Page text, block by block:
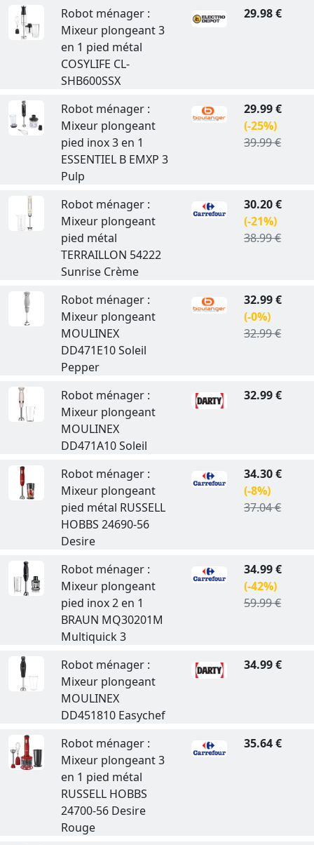
Robot ménager :
Mixeur plongeant 3
en 1 pied métal
COSYLIFE CL-
SHB600SSX
29.98 €
Robot ménager :
Mixeur plongeant
pied inox 3 en 1
ESSENTIEL B EMXP 3
Pulp
29.99 €
(-25%)
39.99 €
Robot ménager :
Mixeur plongeant
pied métal
TERRAILLON 54222
Sunrise Crème
30.20 €
(-21%)
38.99 €
Robot ménager :
Mixeur plongeant
MOULINEX
DD471E10 Soleil
Pepper
32.99 €
(-0%)
32.99 €
Robot ménager :
Mixeur plongeant
MOULINEX
DD471A10 Soleil
32.99 €
Robot ménager :
Mixeur plongeant
pied métal RUSSELL
HOBBS 24690-56
Desire
34.30 €
(-8%)
37.04 €
Robot ménager :
Mixeur plongeant
pied inox 2 en 1
BRAUN MQ30201M
Multiquick 3
34.99 €
(-42%)
59.99 €
Robot ménager :
Mixeur plongeant
MOULINEX
DD451810 Easychef
34.99 €
Robot ménager :
Mixeur plongeant 3
en 1 pied métal
RUSSELL HOBBS
24700-56 Desire
Rouge
35.64 €